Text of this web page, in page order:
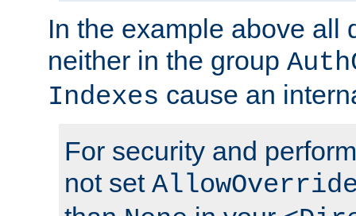
In the example above all
neither in the group
Indexes cause an
For security and
not set